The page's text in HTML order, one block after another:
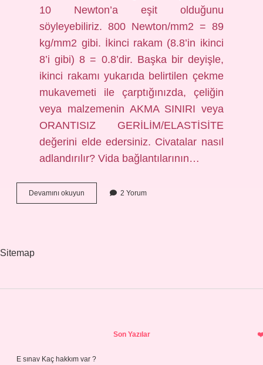
10 Newton’a eşit olduğunu
söyleyebiliriz. 800 Newton/mm2 = 89
kg/mm2 gibi. İkinci rakam (8.8’in ikinci
8’i gibi) 8 = 0.8’dir. Başka bir deyişle,
ikinci rakamı yukarıda belirtilen çekme
mukavemeti ile çarptığınızda, çeliğin
veya malzemenin AKMA SINIRI veya
ORANTISIZ GERİLİM/ELASTİSİTE
değerini elde edersiniz. Civatalar nasıl
adlandırılır? Vida bağlantılarının…
Devamını okuyun
Kalite
2 Yorum
Sitemap
Son Yazılar
E sınav Kaç hakkım var ?